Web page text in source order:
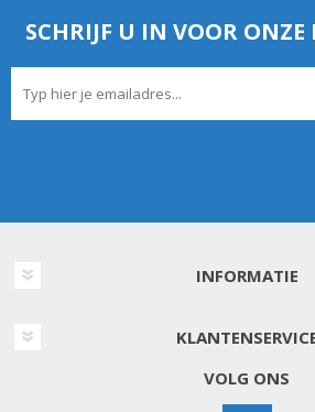
SCHRIJF U IN VOOR ONZE
INFORMATIE
VOLG ONS